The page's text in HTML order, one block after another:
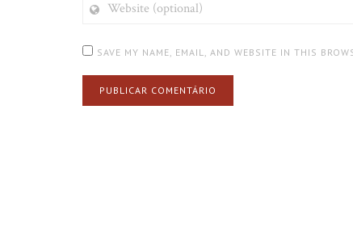
(OPTIONAL)
SAVE MY NAME, EMAIL, AND WEBSITE IN THIS